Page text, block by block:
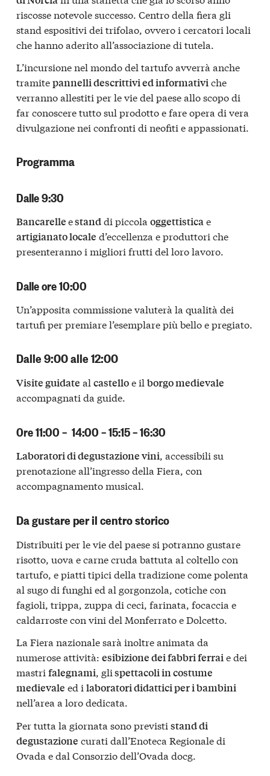
riscosse notevole successo. Centro della fiera gli
stand espositivi dei trifolao, ovvero i cercatori locali
che hanno aderito all’associazione di tutela.
L’incursione nel mondo del tartufo avverrà anche
tramitepannelli descrittivi ed informativiche
verranno allestiti per le vie del paese allo scopo di
far conoscere tutto sul prodotto e fare opera di vera
divulgazione nei confronti di neofiti e appassionati.
Programma
Dalle 9:30
Bancarelleestanddi piccola oggettisticae
artigianato locale d’eccellenza e produttori che
presenteranno i migliori frutti del loro lavoro.
Dalle ore 10:00
Un’apposita commissione valuterà la qualità dei
tartufi per premiare l’esemplare più bello e pregiato.
Dalle 9:00 alle 12:00
Visite guidate al castelloe il borgo medievale
accompagnati da guide.
Ore 11:00 – 14:00 – 15:15 – 16:30
Laboratori di degustazione vini, accessibili su
prenotazione all’ingresso della Fiera, con
accompagnamento musical.
Da gustare per il centro storico
Distribuiti per le vie del paese si potranno gustare
risotto, uova e carne cruda battuta al coltello con
tartufo, e piatti tipici della tradizione come polenta
al sugo di funghi ed al gorgonzola, cotiche con
fagioli, trippa, zuppa di ceci, farinata, focaccia e
caldarroste con vini del Monferrato e Dolcetto.
La Fiera nazionale sarà inoltre animata da
numerose attività: esibizione dei fabbri ferraie dei
mastri falegnami, glispettacoli in costume
medievale ed i laboratori didattici per i bambini
nell’area a loro dedicata.
Per tutta la giornata sono previsti stand di
degustazione curati dall’Enoteca Regionale di
Ovada e dal Consorzio dell’Ovada docg.